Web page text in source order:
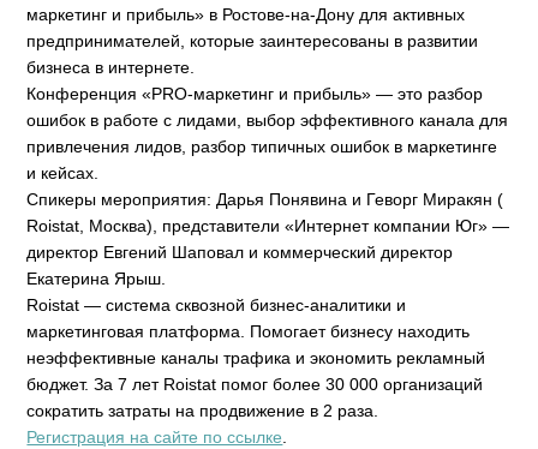
маркетинг и прибыль» в Ростове-на-Дону для активных
предпринимателей, которые заинтересованы в развитии
бизнеса в интернете.
Конференция «PRO-маркетинг и прибыль» — это разбор
ошибок в работе с лидами, выбор эффективного канала для
привлечения лидов, разбор типичных ошибок в маркетинге
и кейсах.
Спикеры мероприятия: Дарья Понявина и Геворг Миракян (
Roistat, Москва), представители «Интернет компании Юг» —
директор Евгений Шаповал и коммерческий директор
Екатерина Ярыш.
Roistat — система сквозной бизнес-аналитики и
маркетинговая платформа. Помогает бизнесу находить
неэффективные каналы трафика и экономить рекламный
бюджет. За 7 лет Roistat помог более 30 000 организаций
сократить затраты на продвижение в 2 раза.
Регистрация на сайте по ссылке.